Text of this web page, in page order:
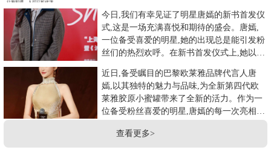
今日,我们有幸见证了明星唐嫣的新书首发仪
式,这是一场充满喜悦和期待的盛会。唐嫣,
一位备受喜爱的明星,她的出现总是能引发粉
丝们的热烈欢呼。在新书首发仪式上,她以一
近日,备受瞩目的巴黎欧莱雅品牌代言人唐
嫣,以其独特的魅力与品味,为全新第四代欧
莱雅胶原小蜜罐带来了全新的活力。作为一
位备受粉丝喜爱的明星,唐嫣的每一次亮相都
查看更多>